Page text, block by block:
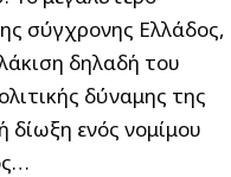
σύγχρονης Ελλάδος,
δηλαδή του
δύναμης της
δίωξη ενός νομίμου